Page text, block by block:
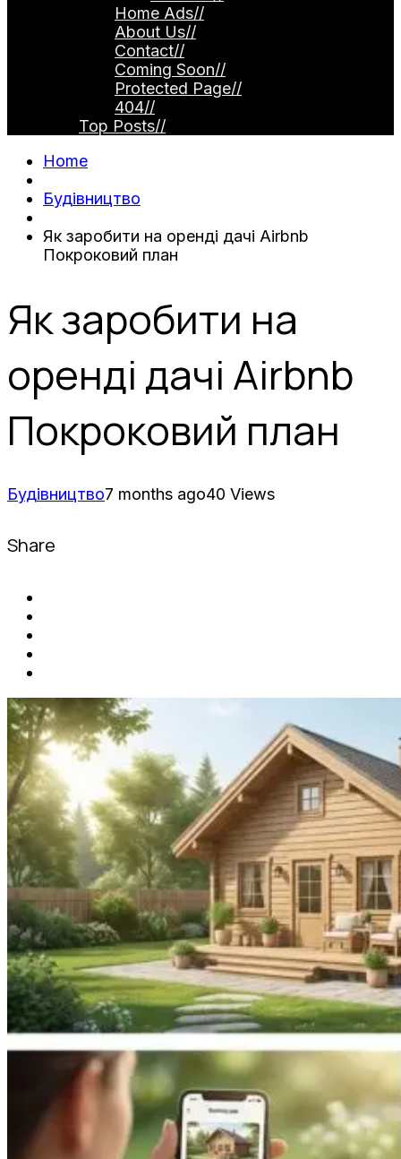
Home Ads//
About Us//
Contact//
Coming Soon//
Protected Page//
404//
Top Posts//
Home
Будівництво
Як заробити на оренді дачі Airbnb
Покроковий план
Як заробити на
оренді дачі Airbnb
Покроковий план
Будівництво7 months ago40 Views
Share